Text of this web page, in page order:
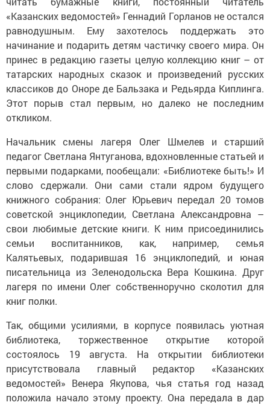
«Казанских ведомостей» Геннадий Горланов не остался
равнодушным. Ему захотелось поддержать это
начинание и подарить детям частичку своего мира. Он
принес в редакцию газеты целую коллекцию книг – от
татарских народных сказок и произведений русских
классиков до Оноре де Бальзака и Редьярда Киплинга.
Этот порыв стал первым, но далеко не последним
откликом.
Начальник смены лагеря Олег Шмелев и старший
педагог Светлана Янтуганова, вдохновленные статьей и
первыми подарками, пообещали: «Библиотеке быть!» И
слово сдержали. Они сами стали ядром будущего
книжного собрания: Олег Юрьевич передал 20 томов
советской энциклопедии, Светлана Александровна –
свои любимые детские книги. К ним присоединились
семьи воспитанников, как, например, семья
Калятьевых, подарившая 16 энциклопедий, и юная
писательница из Зеленодольска Вера Кошкина. Друг
лагеря по имени Олег собственноручно сколотил для
книг полки.
Так, общими усилиями, в корпусе появилась уютная
библиотека, торжественное открытие которой
состоялось 19 августа. На открытии библиотеки
присутствовала главный редактор «Казанских
ведомостей» Венера Якупова, чья статья год назад
положила начало этому проекту. Она передала в дар